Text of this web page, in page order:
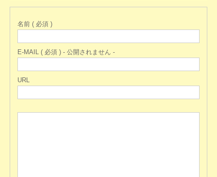
名前 ( 必須 )
E-MAIL ( 必須 ) - 公開されません -
URL